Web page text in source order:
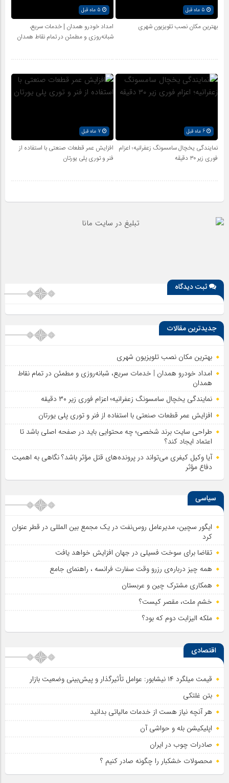
بهترین مکان نصب تلویزیون شهری
امداد خودرو همدان | خدمات سریع،
شبانه‌روزی و مطمئن در تمام نقاط همدان
6 ماه قبل
نمایندگی یخچال سامسونگ زعفرانیه؛ اعزام
فوری زیر ۳۰ دقیقه
افزایش عمر قطعات صنعتی با استفاده از
فنر و توری پلی یورتان
ثبت دیدگاه
جدیدترین مقالات
بهترین مکان نصب تلویزیون شهری
امداد خودرو همدان | خدمات سریع، شبانه‌روزی و مطمئن در تمام نقاط
همدان
نمایندگی یخچال سامسونگ زعفرانیه؛ اعزام فوری زیر ۳۰ دقیقه
افزایش عمر قطعات صنعتی با استفاده از فنر و توری پلی یورتان
طراحی سایت برند شخصی؛ چه محتوایی باید در صفحه اصلی باشد تا
اعتماد ایجاد کند؟
آیا وکیل کیفری می‌تواند در پرونده‌های قتل مؤثر باشد؟ نگاهی به اهمیت
دفاع مؤثر
سیاسی
ایگور سچین، مدیرعامل روس‌نفت در یک مجمع بین المللی در قطر عنوان
کرد
تقاضا برای سوخت فسیلی در جهان افزایش خواهد یافت
همه چیز درباره‌ی رزرو وقت سفارت فرانسه ، راهنمای جامع
همکاری مشترک چین و عربستان
خشم ملت، مقصر کیست؟
ملکه الیزابت دوم که بود؟
اقتصادی
قیمت میلگرد ۱۴ نیشابور: عوامل تأثیرگذار و پیش‌بینی وضعیت بازار
بتن غلتکی
هر آنچه نیاز هست از خدمات مالیاتی بدانید
اپلیکیشن بله و حواشی آن
صادرات چوب در ایران
محصولات خشکبار را چگونه صادر کنیم ؟